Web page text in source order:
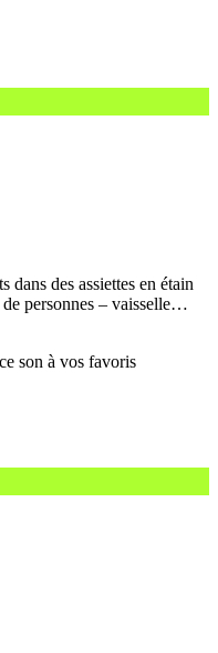
des assiettes en étain
de personnes – vaisselle…